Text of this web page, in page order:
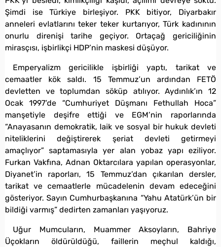
Şimdi ise Türkiye birleşiyor. PKK bitiyor, Diyarbakır
anneleri evlatlarını teker teker kurtarıyor, Türk kadınının
onurlu direnişi tarihe geçiyor. Ortaçağ gericiliğinin
mirasçısı, işbirlikçi HDP’nin maskesi düşüyor.
Emperyalizm gericilikle işbirliği yaptı, tarikat ve
cemaatler kök saldı. 15 Temmuz’un ardından FETÖ
devletten ve toplumdan söküp atılıyor. Aydınlık’ın 12
Ocak 1997’de “Cumhuriyet Düşmanı Fethullah Hoca”
manşetiyle deşifre ettiği ve EGM’nin raporlarında
“Anayasanın demokratik, laik ve sosyal bir hukuk devleti
niteliklerini değiştirerek şeriat devleti getirmeyi
amaçlıyor” saptamasıyla yer alan yobaz yapı eziliyor.
Furkan Vakfına, Adnan Oktarcılara yapılan operasyonlar,
Diyanet’in raporları, 15 Temmuz’dan çıkarılan dersler,
tarikat ve cemaatlerle mücadelenin devam edeceğini
gösteriyor. Sayın Cumhurbaşkanına “Yahu Atatürk’ün bir
bildiği varmış” dedirten zamanları yaşıyoruz.
Uğur Mumcuların, Muammer Aksoyların, Bahriye
Üçokların öldürüldüğü, faillerin meçhul kaldığı,